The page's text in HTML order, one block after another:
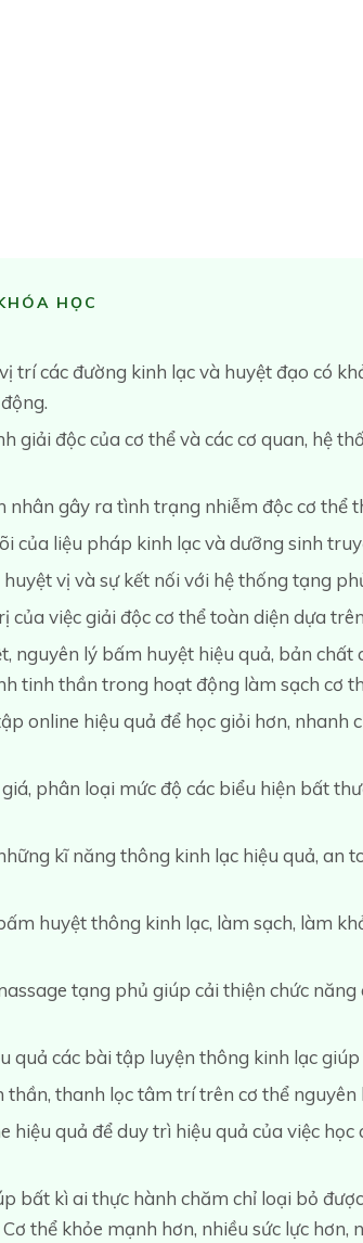
HỌC
trí các đường kinh lạc và huyệt đạo có
giải độc của cơ thể và các cơ quan, hệ
nhân gây ra tình trạng nhiễm độc cơ thể
của liệu pháp kinh lạc và dưỡng sinh
vị và sự kết nối với hệ thống tạng
của việc giải độc cơ thể toàn diện dựa
nguyên lý bấm huyệt hiệu quả, bản
tinh thần trong hoạt động làm sạch cơ
online hiệu quả để học giỏi hơn, nhanh
phân loại mức độ các biểu hiện bất
kĩ năng thông kinh lạc hiệu quả, an
huyệt thông kinh lạc, làm sạch, làm
tạng phủ giúp cải thiện chức
quả các bài tập luyện thông kinh lạc
thần, thanh lọc tâm trí trên cơ thể
hiệu quả để duy trì hiệu quả của việc học
bất kì ai thực hành chăm chỉ loại bỏ
thể khỏe mạnh hơn, nhiều sức lực